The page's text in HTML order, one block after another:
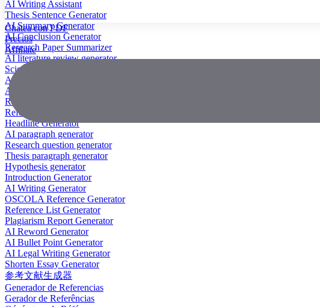
AI Writing Assistant
Thesis Sentence Generator
AI Summary Generator
AI Conclusion Generator
Research Paper Summarizer
AI literature review generator
Scientific Paper Summarizer
AI case study generator
AI Research Paper Generator
Research Title Generator
Reference Generator
Headline Generator
AI paragraph generator
Research question generator
Thesis paragraph generator
Hypothesis generator
Introduction Generator
AI Writing Generator
OSCOLA Reference Generator
Reference List Generator
Plagiarism Report Generator
AI Reword Generator
AI Bullet Point Generator
AI Legal Writing Generator
Shorten Essay Generator
参考文献生成器
Generador de Referencias
Gerador de Referências
Chatea con PDF
Precios
Affiliate